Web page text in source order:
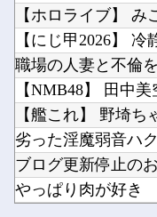
職場の人妻と不倫
【NMB48】 田中
劣った淫魔弱音ハ
ブログ更新停止の
やっぱり肉が好き